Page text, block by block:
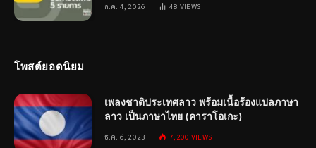
ก.ค. 4, 2026 48 VIEWS
โพสต์ยอดนิยม
เพลงชาติประเทศลาว พร้อมเนื้อร้องแปลภาษา
ลาว เป็นภาษาไทย (คาราโอเกะ)
ธ.ค. 6, 2023 7,200 VIEWS